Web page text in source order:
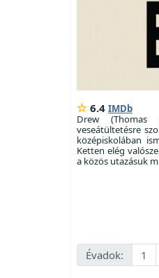
6.4 IMDb
Drew
veseátültetésre
középiskolában
Ketten elég
a közös utazásuk
Évadok: 1